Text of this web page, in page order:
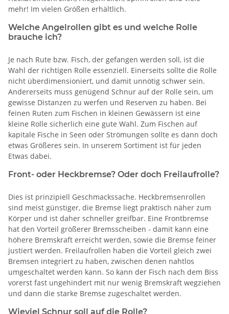
mehr! Im vielen Größen erhältlich.
Welche Angelrollen gibt es und welche Rolle
brauche ich?
Je nach Rute bzw. Fisch, der gefangen werden soll, ist die
Wahl der richtigen Rolle essenziell. Einerseits sollte die Rolle
nicht überdimensioniert, und damit unnötig schwer sein.
Andererseits muss genügend Schnur auf der Rolle sein, um
gewisse Distanzen zu werfen und Reserven zu haben. Bei
feinen Ruten zum Fischen in kleinen Gewässern ist eine
kleine Rolle sicherlich eine gute Wahl. Zum Fischen auf
kapitale Fische in Seen oder Strömungen sollte es dann doch
etwas Größeres sein. In unserem Sortiment ist für jeden
Etwas dabei.
Front- oder Heckbremse? Oder doch Freilaufrolle?
Dies ist prinzipiell Geschmackssache. Heckbremsenrollen
sind meist günstiger, die Bremse liegt praktisch näher zum
Körper und ist daher schneller greifbar. Eine Frontbremse
hat den Vorteil größerer Bremsscheiben - damit kann eine
höhere Bremskraft erreicht werden, sowie die Bremse feiner
justiert werden. Freilaufrollen haben die Vorteil gleich zwei
Bremsen integriert zu haben, zwischen denen nahtlos
umgeschaltet werden kann. So kann der Fisch nach dem Biss
vorerst fast ungehindert mit nur wenig Bremskraft wegziehen
und dann die starke Bremse zugeschaltet werden.
Wieviel Schnur soll auf die Rolle?